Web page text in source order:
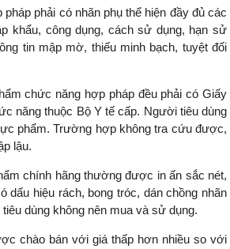
phải có nhãn phụ thể hiện đầy đủ các
khẩu, công dụng, cách sử dụng, hạn sử
tin mập mờ, thiếu minh bạch, tuyệt đối
chức năng hợp pháp đều phải có Giấy
năng thuộc Bộ Y tế cấp. Người tiêu dùng
phẩm. Trường hợp không tra cứu được,
lậu.
chính hãng thường được in ấn sắc nét,
dấu hiệu rách, bong tróc, dán chồng nhãn
dùng không nên mua và sử dụng.
chào bán với giá thấp hơn nhiều so với